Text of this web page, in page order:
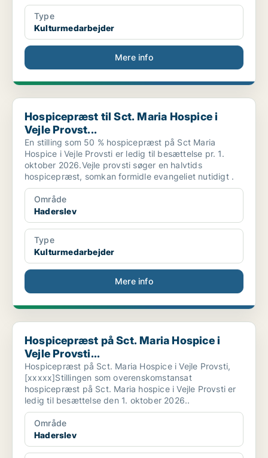
Type
Kulturmedarbejder
Mere info
Hospicepræst til Sct. Maria Hospice i Vejle Provst...
Hospicepræst til Sct. Maria Hospice i
Vejle Provst...
En stilling som 50 % hospicepræst på Sct Maria
Hospice i Vejle Provsti er ledig til besættelse pr. 1.
oktober 2026.Vejle provsti søger en halvtids
hospicepræst, somkan formidle evangeliet nutidigt .
Område
Haderslev
Type
Kulturmedarbejder
Mere info
Hospicepræst på Sct. Maria Hospice i Vejle Provsti...
Hospicepræst på Sct. Maria Hospice i
Vejle Provsti...
Hospicepræst på Sct. Maria Hospice i Vejle Provsti,
[xxxxx]Stillingen som overenskomstansat
hospicepræst på Sct. Maria hospice i Vejle Provsti er
ledig til besættelse den 1. oktober 2026..
Område
Haderslev